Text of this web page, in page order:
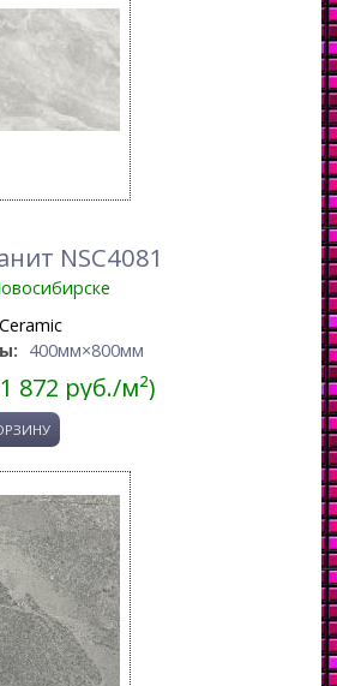
NSC4081
Ceramic
400мм×800мм
872 руб./м²)